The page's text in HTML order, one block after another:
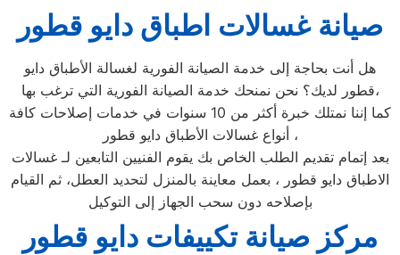
صيانة غسالات اطباق دايو قطور
هل أنت بحاجة إلى خدمة الصيانة الفورية لغسالة الأطباق دايو
قطور لديك؟ نحن نمنحك خدمة الصيانة الفورية التي ترغب بها،
كما إننا نمتلك خبرة أكثر من 10 سنوات في خدمات إصلاحات كافة
أنواع غسالات الأطباق دايو قطور ،
بعد إتمام تقديم الطلب الخاص بك يقوم الفنيين التابعين لـ غسالات
الاطباق دايو قطور ، بعمل معاينة بالمنزل لتحديد العطل، ثم القيام
بإصلاحه دون سحب الجهاز إلى التوكيل
مركز صيانة تكييفات دايو قطور